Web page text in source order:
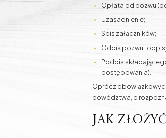
Opłata od pozwu
Uzasadnienie;
Spis załączników;
Odpis pozwu i
Podpis
postępowania).
Oprócz
powództwa, o
Jak